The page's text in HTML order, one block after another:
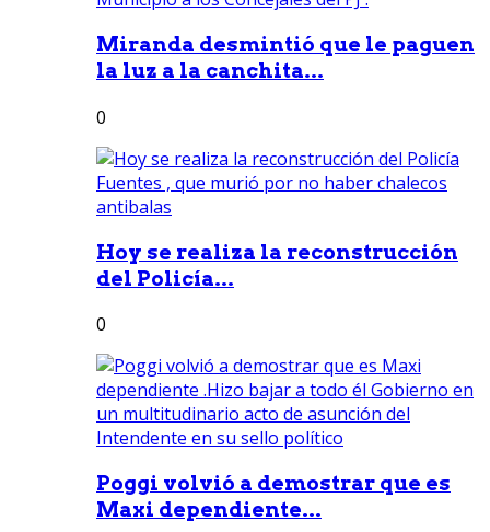
Miranda desmintió que le paguen
la luz a la canchita...
0
Hoy se realiza la reconstrucción
del Policía...
0
Poggi volvió a demostrar que es
Maxi dependiente...